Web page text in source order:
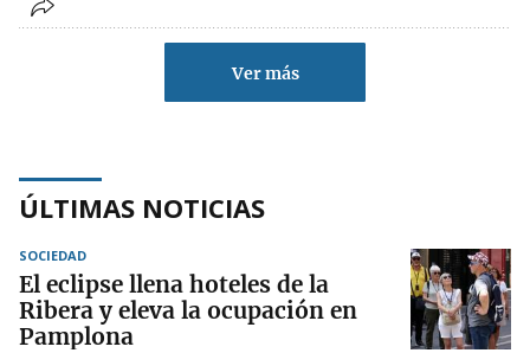
Ver más
ÚLTIMAS NOTICIAS
SOCIEDAD
El eclipse llena hoteles de la
Ribera y eleva la ocupación en
Pamplona